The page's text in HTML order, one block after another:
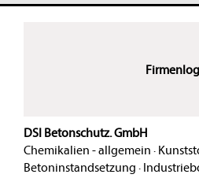
DSI Betonschutz. GmbH
Chemikalien - allgemein ·
Betoninstandsetzung ·